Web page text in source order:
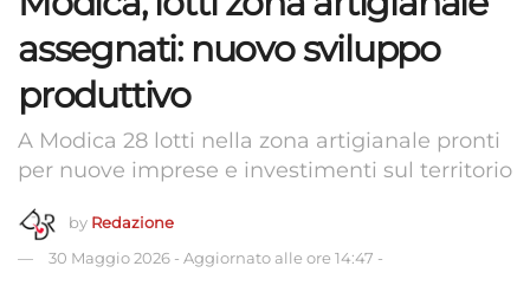
assegnati: nuovo sviluppo
produttivo
A Modica 28 lotti nella zona artigianale pronti
per nuove imprese e investimenti sul territorio
by Redazione
30 Maggio 2026 - Aggiornato alle ore 14:47 -